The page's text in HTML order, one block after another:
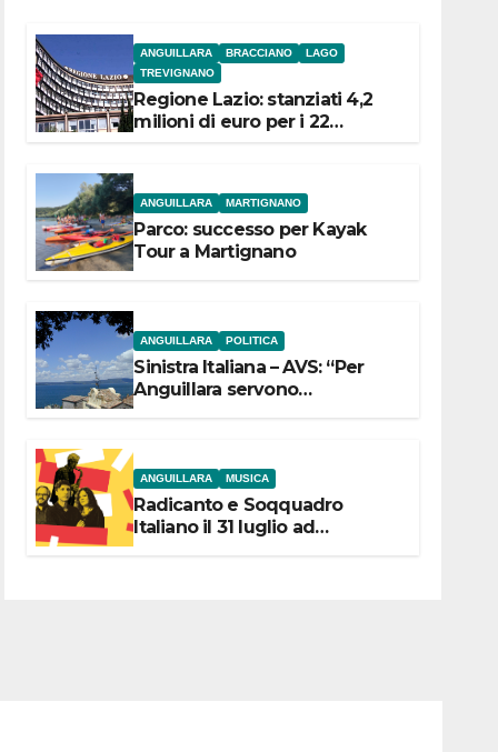
ANGUILLARA BRACCIANO
LAGO
TREVIGNANO
Regione Lazio: stanziati 4,2
milioni di euro per i 22
ANGUILLARA MARTIGNANO
Parco: successo per Kayak
Tour a Martignano
ANGUILLARA POLITICA
Sinistra Italiana – AVS: “Per
Anguillara servono
ANGUILLARA MUSICA
Radicanto e Soqquadro
Italiano il 31 luglio ad